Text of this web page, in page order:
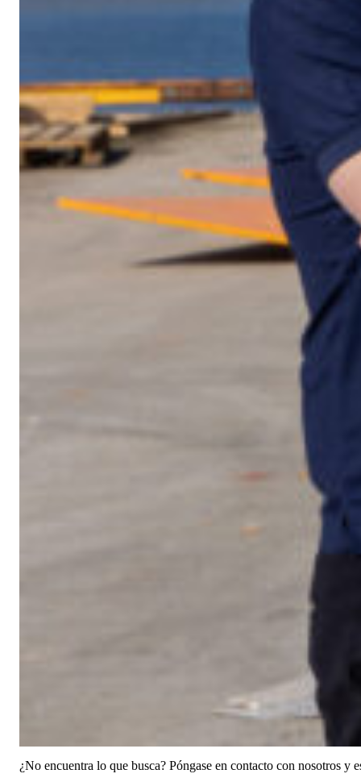
¿No encuentra lo que busca? Póngase en contacto con nosotros y